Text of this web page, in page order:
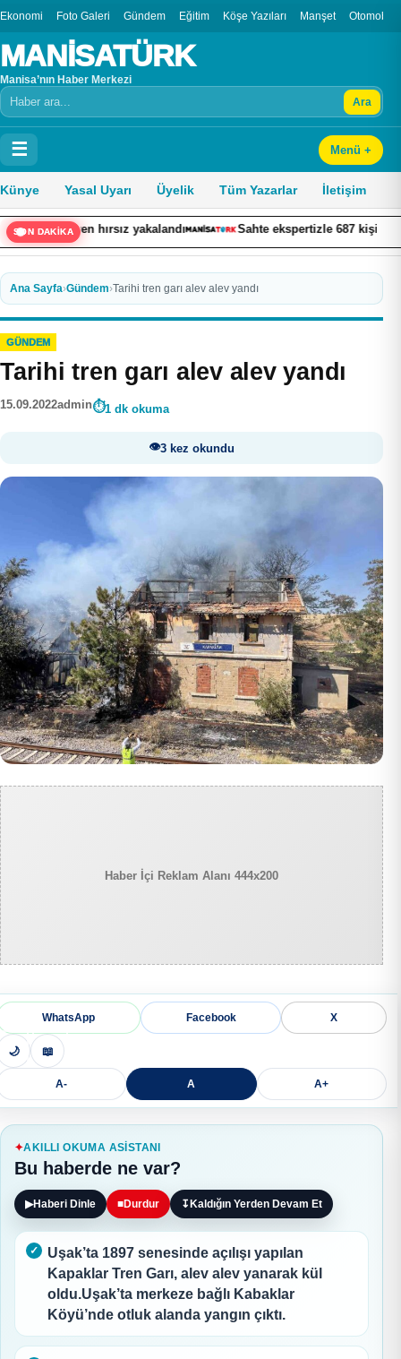
Ekonomi Foto Galeri Gündem Eğitim Köşe Yazıları Manşet Otomobil
MANİSATÜRK
Manisa’nın Haber Merkezi
Arama Ara
☰ Menü +
Künye Yasal Uyarı Üyelik Tüm Yazarlar İletişim
SON DAKİKA
yakalandı Sahte ekspertizle 687 kişiye vatandaşlık
Ana Sayfa›Gündem›Tarihi tren garı alev alev yandı
GÜNDEM
Tarihi tren garı alev alev yandı
15.09.2022admin 1 dk okuma
3 kez okundu
Haber İçi Reklam Alanı 444x200
WhatsApp Facebook X
🌙 📖
A- A A+
AKILLI OKUMA ASISTANI
Bu haberde ne var?
▶Haberi Dinle ■Durdur ↧ Kaldığın Yerden Devam Et
Uşak’ta 1897 senesinde açılışı yapılan
Kapaklar Tren Garı, alev alev yanarak kül
oldu.Uşak’ta merkeze bağlı Kabaklar
Köyü’nde otluk alanda yangın çıktı.